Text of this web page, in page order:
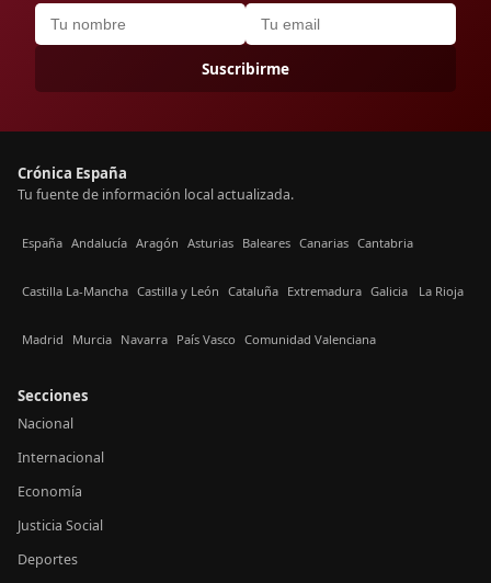
Suscribirme
Crónica España
Tu fuente de información local actualizada.
España Andalucía Aragón Asturias Baleares Canarias Cantabria
Castilla La-Mancha Castilla y León Cataluña Extremadura Galicia La Rioja
Madrid Murcia Navarra País Vasco Comunidad Valenciana
Secciones
Nacional
Internacional
Economía
Justicia Social
Deportes